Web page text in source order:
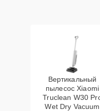
Вертикальный
пылесос Xiaomi
Truclean W30
Wet Dry Vacuum